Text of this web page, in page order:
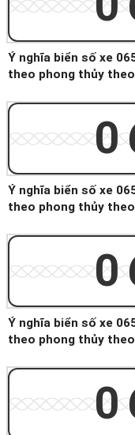
Ý nghĩa biển số xe
theo phong thủy
Ý nghĩa biển số xe
theo phong thủy
Ý nghĩa biển số xe
theo phong thủy